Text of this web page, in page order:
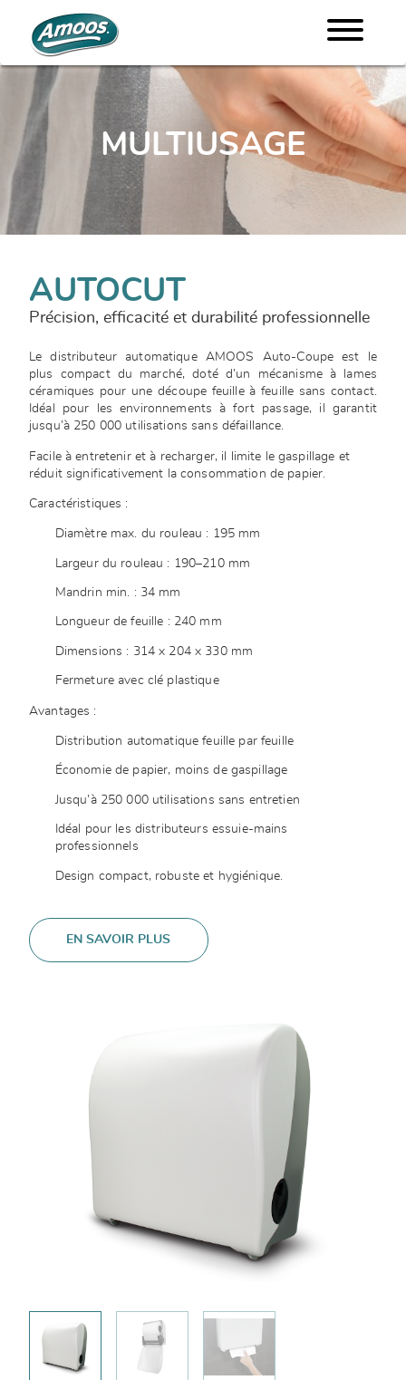
MULTIUSAGE
AUTOCUT
Précision, efficacité et durabilité professionnelle
Le distributeur automatique AMOOS Auto-Coupe est le
plus compact du marché, doté d’un mécanisme à lames
céramiques pour une découpe feuille à feuille sans contact.
Idéal pour les environnements à fort passage, il garantit
jusqu’à 250 000 utilisations sans défaillance.
Facile à entretenir et à recharger, il limite le gaspillage et
réduit significativement la consommation de papier.
Caractéristiques :
Diamètre max. du rouleau : 195 mm
Largeur du rouleau : 190–210 mm
Mandrin min. : 34 mm
Longueur de feuille : 240 mm
Dimensions : 314 x 204 x 330 mm
Fermeture avec clé plastique
Avantages :
Distribution automatique feuille par feuille
Économie de papier, moins de gaspillage
Jusqu’à 250 000 utilisations sans entretien
Idéal pour les distributeurs essuie-mains
professionnels
Design compact, robuste et hygiénique.
EN SAVOIR PLUS